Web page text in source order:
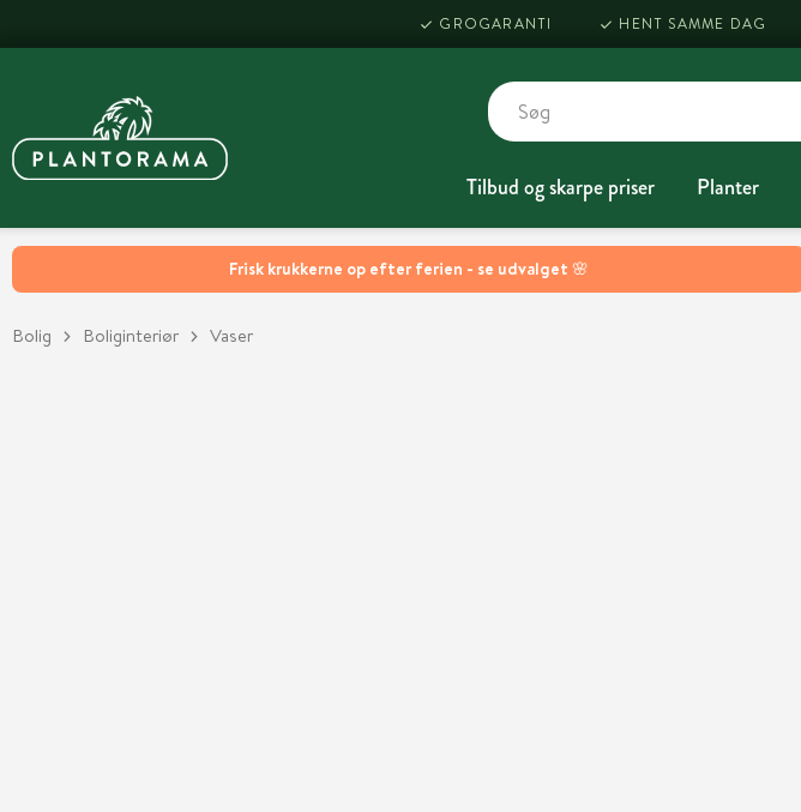
Frisk krukkerne op efter ferien - se udvalget 🌸
GROGARANTI HENT SAMME DAG
Tilbud og skarpe priser Planter
Bolig Boliginteriør Vaser